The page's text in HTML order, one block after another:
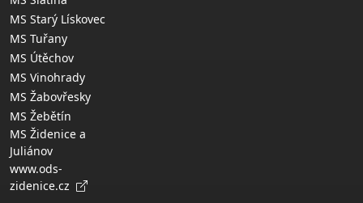
MS Starý Lískovec
MS Tuřany
MS Útěchov
MS Vinohrady
MS Žabovřesky
MS Žebětín
MS Židenice a
Juliánov
www.ods-
zidenice.cz